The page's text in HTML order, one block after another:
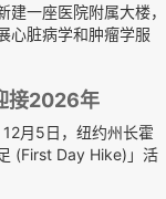
一座医院附属大楼，
心脏病学和肿瘤学服
接2026年
月5日，纽约州长霍
(First Day Hike)」活